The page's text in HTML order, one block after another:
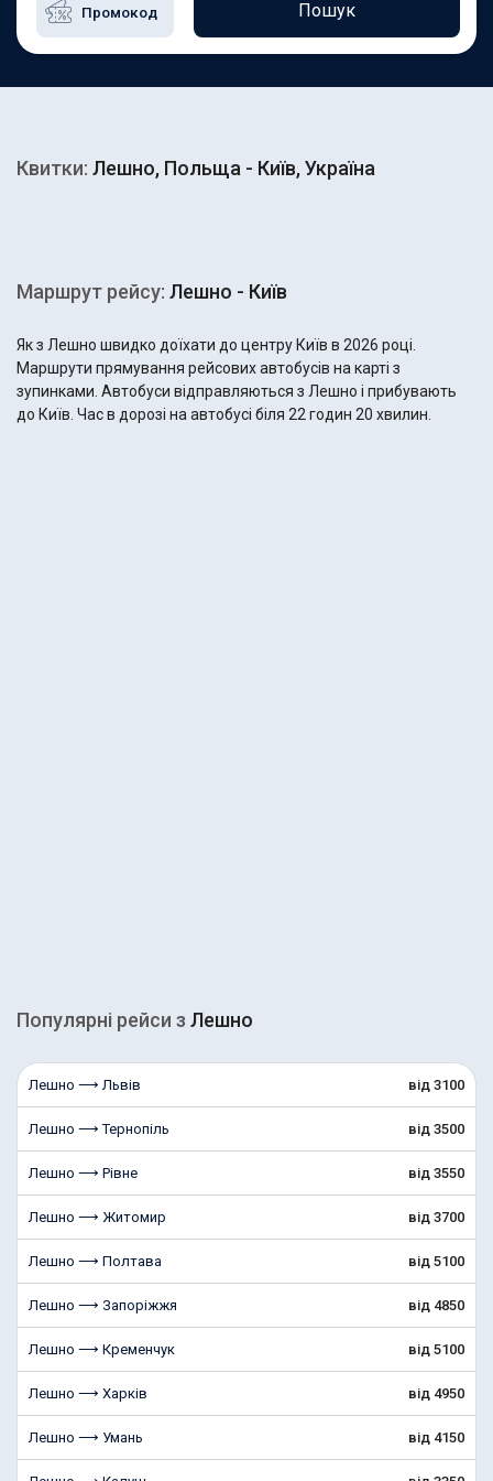
Пошук
Квитки: Лешно, Польща - Київ, Україна
Маршрут рейсу: Лешно - Київ
Як з Лешно швидко доїхати до центру Київ в 2026 році.
Маршрути прямування рейсових автобусів на карті з
зупинками. Автобуси відправляються з Лешно і прибувають
до Київ. Час в дорозі на автобусі біля 22 годин 20 хвилин.
Популярні рейcи з Лешно
Лешно ⟶ Львів від 3100
Лешно ⟶ Тернопіль від 3500
Лешно ⟶ Рівне від 3550
Лешно ⟶ Житомир від 3700
Лешно ⟶ Полтава від 5100
Лешно ⟶ Запоріжжя від 4850
Лешно ⟶ Кременчук від 5100
Лешно ⟶ Харків від 4950
Лешно ⟶ Умань від 4150